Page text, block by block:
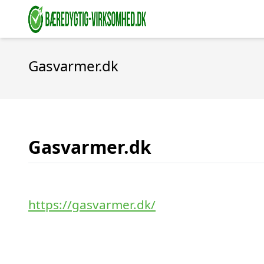
Gasvarmer.dk
Gasvarmer.dk
https://gasvarmer.dk/